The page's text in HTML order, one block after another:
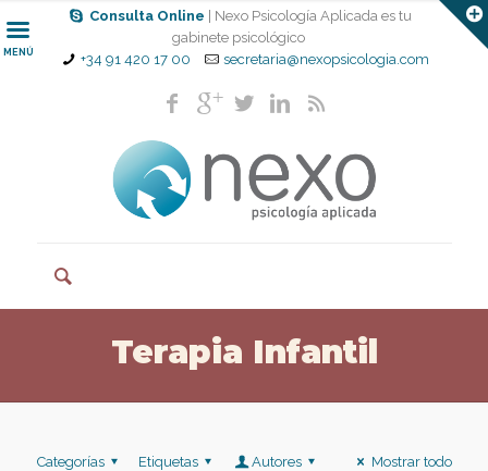
Consulta Online
| Nexo Psicología Aplicada es tu
gabinete psicológico
+34 91 420 17 00
secretaria@nexopsicologia.com
MENÚ
Terapia Infantil
Categorías Etiquetas Autores Mostrar todo